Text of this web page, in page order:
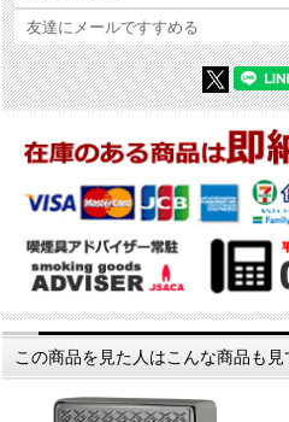
友達にメールですすめる
この商品を見た人はこんな商品も見